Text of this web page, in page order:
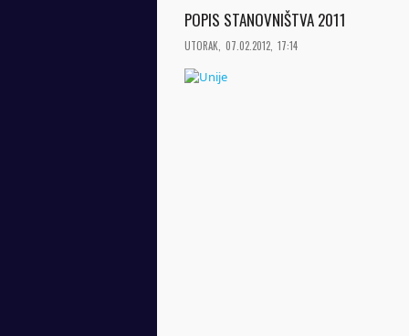
POPIS STANOVNIŠTVA 2011
UTORAK, 07.02.2012, 17:14